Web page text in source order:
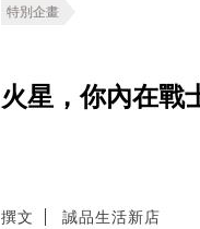
特別企畫
火星，你內在戰
撰文 誠品生活新店